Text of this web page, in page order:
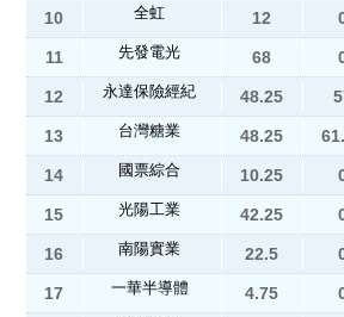
10 全虹 12
11 先發電光 68
12 永達保險經紀 48.25
13 台灣糖業 48.25
14 國票綜合 10.25
15 光陽工業 42.25
16 南陽實業 22.5
17 一華半導體 4.75